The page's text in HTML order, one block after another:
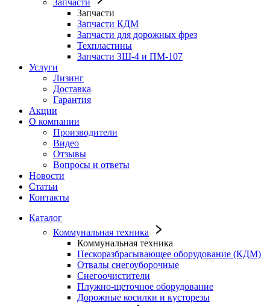
Запчасти
Запчасти
Запчасти КДМ
Запчасти для дорожных фрез
Техпластины
Запчасти ЗШ-4 и ПМ-107
Услуги
Лизинг
Доставка
Гарантия
Акции
О компании
Производители
Видео
Отзывы
Вопросы и ответы
Новости
Статьи
Контакты
Каталог
Коммунальная техника
Коммунальная техника
Пескоразбрасывающее оборудование (КДМ)
Отвалы снегоуборочные
Снегоочистители
Плужно-щеточное оборудование
Дорожные косилки и кусторезы